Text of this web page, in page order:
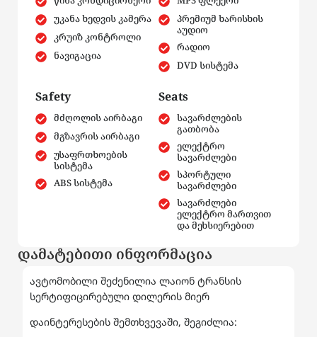
უკანა ხედვის კამერა
კრუიზ კონტროლი
ნავიგაცია
პრემიუმ ხარისხის
აუდიო
რადიო
DVD სისტემა
Safety
მძღოლის აირბაგი
მგზავრის აირბაგი
უსაფრთხოების
სისტემა
ABS სისტემა
Seats
სავარძლების
გათბობა
ელექტრო
სავარძლები
სპორტული
სავარძლები
სავარძლები
ელექტრო მართვით
და მეხსიერებით
დამატებითი ინფორმაცია
ავტომობილი შეძენილია ლაიონ ტრანსის
სერტიფიცირებული დილერის მიერ
დაინტერესების შემთხვევაში, შეგიძლია: